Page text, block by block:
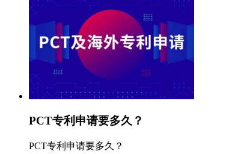
PCT专利申请要多久？
PCT专利申请要多久？